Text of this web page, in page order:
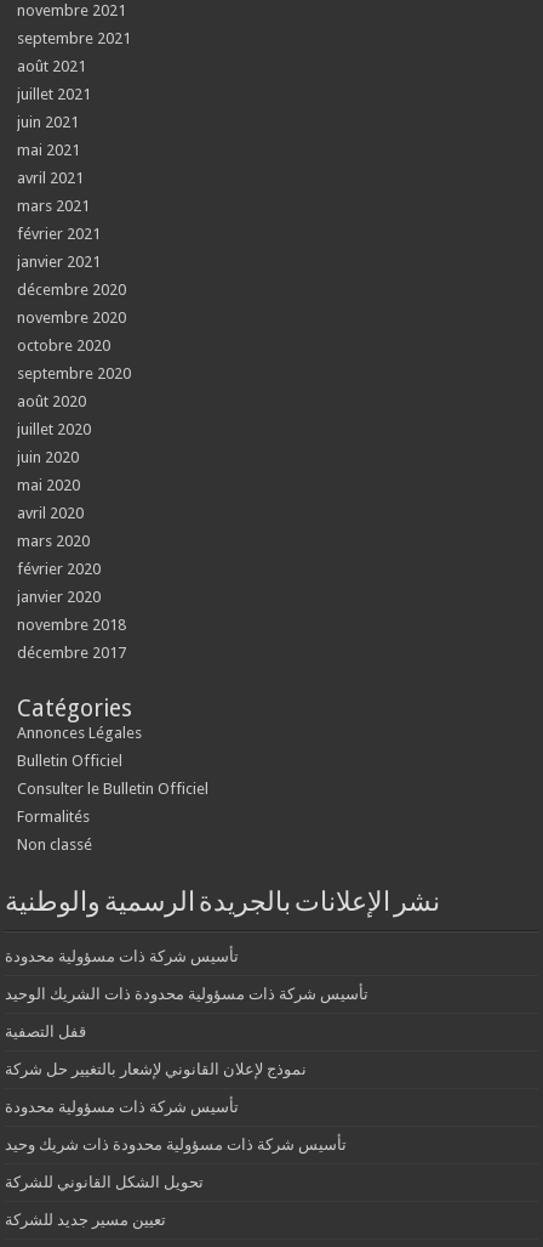
novembre 2021
septembre 2021
août 2021
juillet 2021
juin 2021
mai 2021
avril 2021
mars 2021
février 2021
janvier 2021
décembre 2020
novembre 2020
octobre 2020
septembre 2020
août 2020
juillet 2020
juin 2020
mai 2020
avril 2020
mars 2020
février 2020
janvier 2020
novembre 2018
décembre 2017
Catégories
Annonces Légales
Bulletin Officiel
Consulter le Bulletin Officiel
Formalités
Non classé
نشر الإعلانات بالجريدة الرسمية والوطنية
تأسيس شركة ذات مسؤولية محدودة
تأسيس شركة ذات مسؤولية محدودة ذات الشريك الوحيد
قفل التصفية
نموذج لإعلان القانوني لإشعار بالتغيير حل شركة
تأسيس شركة ذات مسؤولية محدودة
تأسيس شركة ذات مسؤولية محدودة ذات شريك وحيد
تحويل الشكل القانوني للشركة
تعيين مسير جديد للشركة